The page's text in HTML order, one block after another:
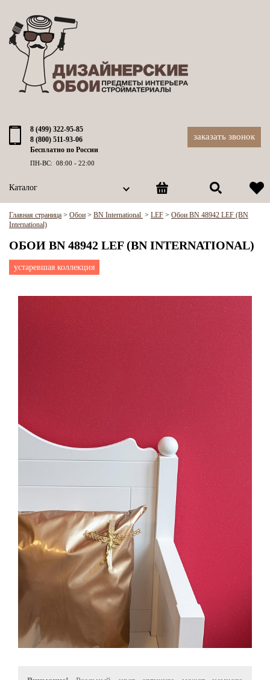
8 (499) 322-95-85
8 (800) 511-93-06
Бесплатно по России
ПН-ВС: 08:00 - 22:00
заказать звонок
Каталог
Главная страница > Обои > BN International > LEF > Обои BN 48942 LEF (BN
International)
ОБОИ BN 48942 LEF (BN INTERNATIONAL)
устаревшая коллекция